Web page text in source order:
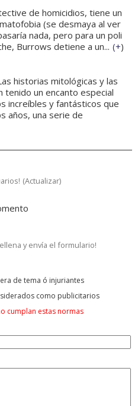
de homicidios, tiene un
(se desmaya al ver
nada, pero para un poli
Burrows detiene a un... (+)
historias mitológicas y las
tenido un encanto especial
increíbles y fantásticos que
años, una serie de
(Actualizar)
y envía el formulario!
de tema ó injuriantes
como publicitarios
cumplan estas normas